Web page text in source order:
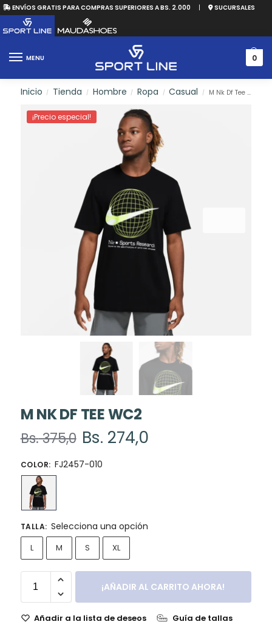
ENVÍOS GRATIS PARA COMPRAS SUPERIORES A BS. 2.000 | SUCURSALES
MENU 0
Inicio / Tienda / Hombre / Ropa / Casual / M Nk Df Tee Wc2
¡Precio especial!
M NK DF TEE WC2
Bs.375,0 Bs. 274,0
COLOR: FJ2457-010
TALLA: Selecciona una opción
L M S XL
¡AÑADIR AL CARRITO AHORA!
Añadir a la lista de deseos Guía de tallas